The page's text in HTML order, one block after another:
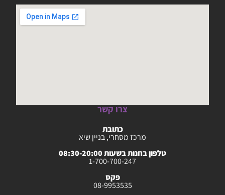
צרו קשר
כתובת
מרכז מסחרי, בניין שיא
טלפון בחנות בשעות 08:30-20:00
1-700-700-247
פקס
08-9953535